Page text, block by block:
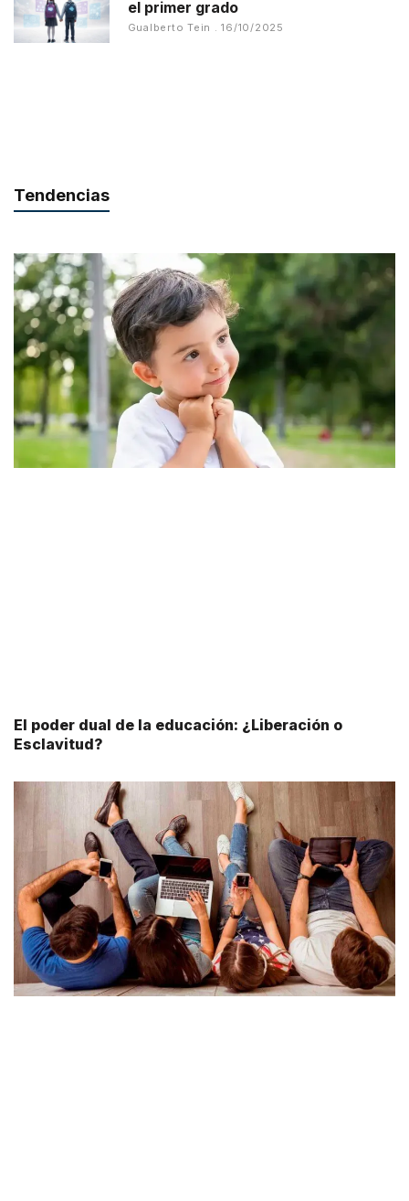
el primer grado
Gualberto Tein 16/10/2025
Tendencias
El poder dual de la educación: ¿Liberación o
Esclavitud?